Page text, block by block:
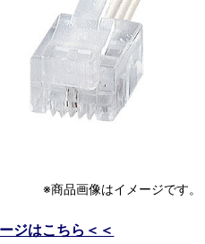
※商品画像はイメージです。
ジはこちら＜＜